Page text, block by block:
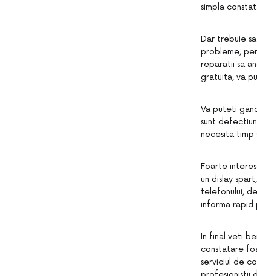
simpla
Dar trebuie
probleme,
reparatii sa
gratuita, va
Va puteti
sunt
necesita timp
Foarte
un dislay
telefonului,
informa rapid
In final veti
constatare
serviciul de